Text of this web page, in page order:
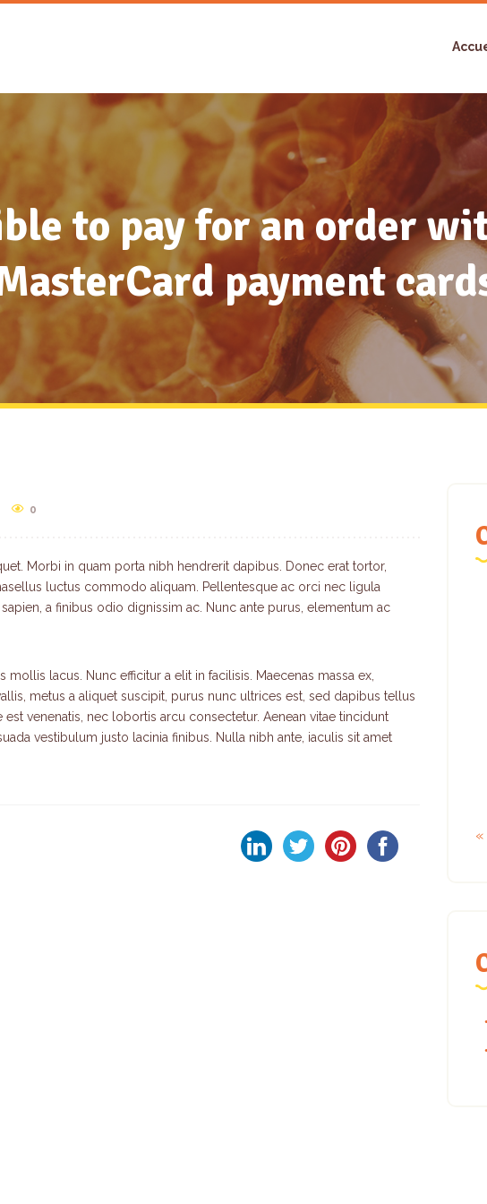
to pay for an order
payment
0
Morbi in quam porta nibh hendrerit dapibus. Donec erat tortor,
luctus commodo aliquam. Pellentesque ac orci nec ligula
a finibus odio dignissim ac. Nunc ante purus, elementum ac
lacus. Nunc efficitur a elit in facilisis. Maecenas massa ex,
metus a aliquet suscipit, purus nunc ultrices est, sed dapibus tellus
venenatis, nec lobortis arcu consectetur. Aenean vitae tincidunt
vestibulum justo lacinia finibus. Nulla nibh ante, iaculis sit amet
«